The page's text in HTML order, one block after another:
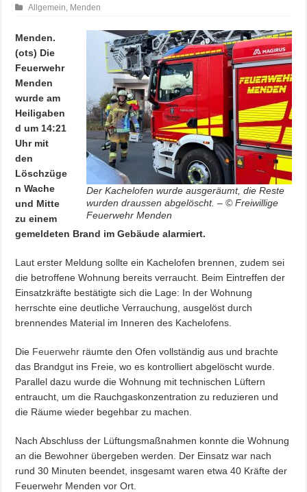
Allgemein Menden
Der Kachelofen wurde ausgeräumt, die Reste
wurden draussen abgelöscht. – © Freiwillige
Feuerwehr Menden
Menden.
(ots) Die
Feuerwehr
Menden
wurde am
Heiligaben
d um 14:21
Uhr mit
den
Löschzüge
n Wache
und Mitte
zu einem
gemeldeten Brand im Gebäude alarmiert.
Laut erster Meldung sollte ein Kachelofen brennen, zudem sei
die betroffene Wohnung bereits verraucht. Beim Eintreffen der
Einsatzkräfte bestätigte sich die Lage: In der Wohnung
herrschte eine deutliche Verrauchung, ausgelöst durch
brennendes Material im Inneren des Kachelofens.
Die Feuerwehr räumte den Ofen vollständig aus und brachte
das Brandgut ins Freie, wo es kontrolliert abgelöscht wurde.
Parallel dazu wurde die Wohnung mit technischen Lüftern
entraucht, um die Rauchgaskonzentration zu reduzieren und
die Räume wieder begehbar zu machen.
Nach Abschluss der Lüftungsmaßnahmen konnte die Wohnung
an die Bewohner übergeben werden. Der Einsatz war nach
rund 30 Minuten beendet, insgesamt waren etwa 40 Kräfte der
Feuerwehr Menden vor Ort.